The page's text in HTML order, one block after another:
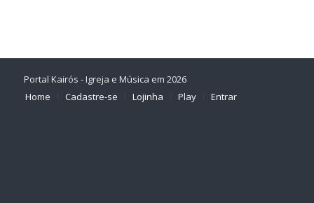
Portal Kairós - Igreja e Música em 2026
Home
Cadastre-se Lojinha Play Entrar